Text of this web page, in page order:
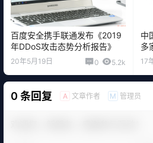
百度安全携手联通发布《2019
年DDoS攻击态势分析报告》
20年5月19日 0 5.2k
中
多
17
0 条回复 A 文章作者 M 管理员